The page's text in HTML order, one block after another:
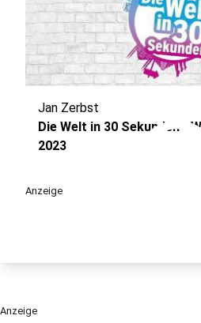
Jan Zerbst
Die Welt in 30 Sekunden -
2023
Anzeige
Anzeige